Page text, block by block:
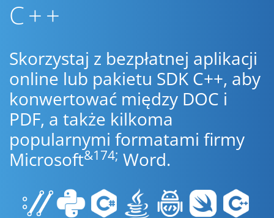
C++
Skorzystaj z bezpłatnej aplikacji
online lub pakietu SDK C++, aby
konwertować między DOC i
PDF, a także kilkoma
popularnymi formatami firmy
Microsoft&174; Word.